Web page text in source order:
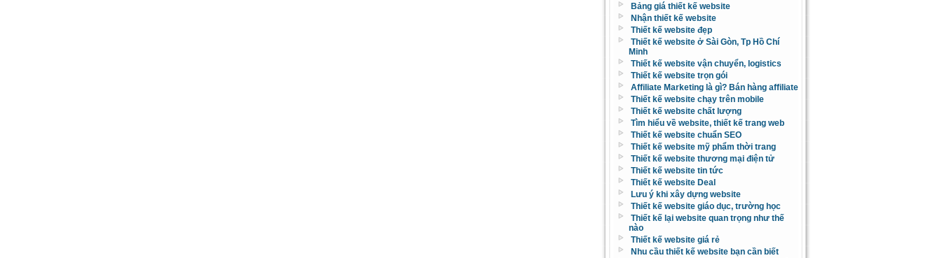
Bảng giá thiết kế website
Nhận thiết kế website
Thiết kế website đẹp
Thiết kế website ở Sài Gòn, Tp Hồ Chí
Minh
Thiết kế website vận chuyển, logistics
Thiết kế website trọn gói
Affiliate Marketing là gì? Bán hàng affiliate
Thiết kế website chạy trên mobile
Thiết kế website chất lượng
Tìm hiểu về website, thiết kế trang web
Thiết kế website chuẩn SEO
Thiết kế website mỹ phẩm thời trang
Thiết kế website thương mại điện tử
Thiết kế website tin tức
Thiết kế website Deal
Lưu ý khi xây dựng website
Thiết kế website giáo dục, trường học
Thiết kế lại website quan trọng như thế
nào
Thiết kế website giá rẻ
Nhu cầu thiết kế website bạn cần biết